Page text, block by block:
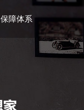
保障体系